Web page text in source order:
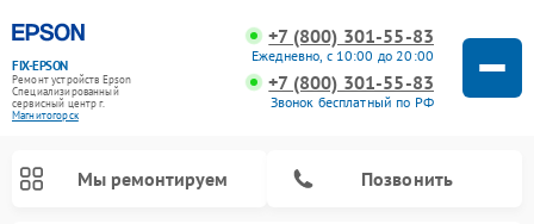
FIX-EPSON
Ремонт устройств Epson
Специализированный
cервисный центр г.
Магнитогорск
+7 (800) 301-55-83
Ежедневно, с 10:00 до 20:00
+7 (800) 301-55-83
Звонок бесплатный по РФ
Мы ремонтируем Позвонить